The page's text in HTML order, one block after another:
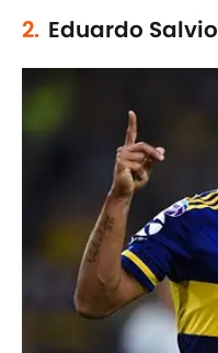
2. Eduardo Salvio